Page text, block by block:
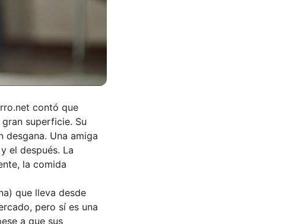
contó que
superficie. Su
Una amiga
el después. La
la comida
que lleva desde
pero sí es una
a que sus